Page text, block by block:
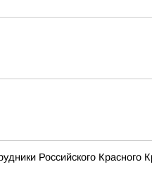
Российского Красного